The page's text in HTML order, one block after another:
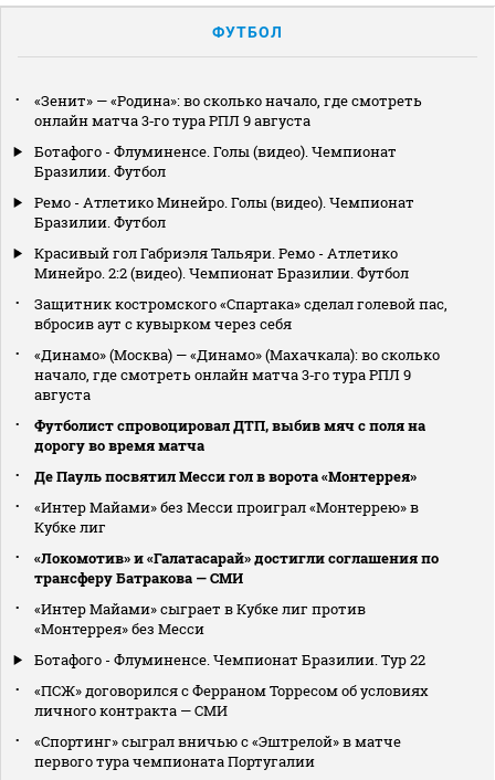
ФУТБОЛ
«Зенит» — «Родина»: во сколько начало, где смотреть
онлайн матча 3‑го тура РПЛ 9 августа
Ботафого - Флуминенсе. Голы (видео). Чемпионат
Бразилии. Футбол
Ремо - Атлетико Минейро. Голы (видео). Чемпионат
Бразилии. Футбол
Красивый гол Габриэля Тальяри. Ремо - Атлетико
Минейро. 2:2 (видео). Чемпионат Бразилии. Футбол
Защитник костромского «Спартака» сделал голевой пас,
вбросив аут с кувырком через себя
«Динамо» (Москва) — «Динамо» (Махачкала): во сколько
начало, где смотреть онлайн матча 3‑го тура РПЛ 9
августа
Футболист спровоцировал ДТП, выбив мяч с поля на
дорогу во время матча
Де Пауль посвятил Месси гол в ворота «Монтеррея»
«Интер Майами» без Месси проиграл «Монтеррею» в
Кубке лиг
«Локомотив» и «Галатасарай» достигли соглашения по
трансферу Батракова — СМИ
«Интер Майами» сыграет в Кубке лиг против
«Монтеррея» без Месси
Ботафого - Флуминенсе. Чемпионат Бразилии. Тур 22
«ПСЖ» договорился с Ферраном Торресом об условиях
личного контракта — СМИ
«Спортинг» сыграл вничью с «Эштрелой» в матче
первого тура чемпионата Португалии